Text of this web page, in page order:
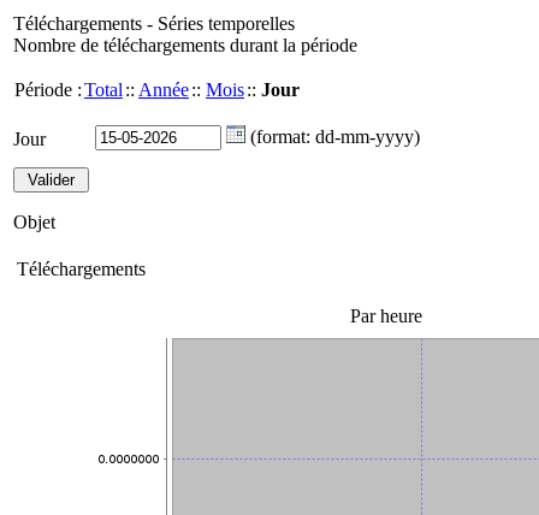
Téléchargements - Séries temporelles
Nombre de téléchargements durant la période
Période :Total :: Année:: Mois:: Jour
Jour (format: dd-mm-yyyy)
Objet
Téléchargements
Par heure